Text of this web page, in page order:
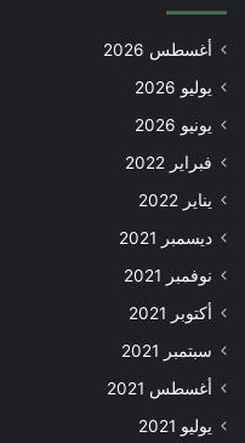
أغسطس 2026
يوليو 2026
يونيو 2026
فبراير 2022
يناير 2022
ديسمبر 2021
نوفمبر 2021
أكتوبر 2021
سبتمبر 2021
أغسطس 2021
يوليو 2021